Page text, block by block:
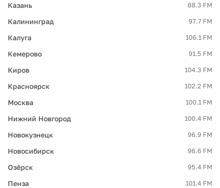
Казань 88.3 FM
Калининград 97.7 FM
Калуга 106.1 FM
Кемерово 91.5 FM
Киров 104.3 FM
Красноярск 102.2 FM
Москва 100.1 FM
Нижний Новгород 100.4 FM
Новокузнецк 96.9 FM
Новосибирск 96.6 FM
Озёрск 95.4 FM
Пенза 101.4 FM